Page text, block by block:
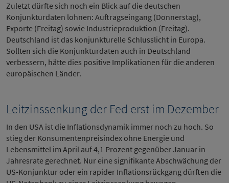
Zuletzt dürfte sich noch ein Blick auf die deutschen
Konjunkturdaten lohnen: Auftragseingang (Donnerstag),
Exporte (Freitag) sowie Industrieproduktion (Freitag).
Deutschland ist das konjunkturelle Schlusslicht in Europa.
Sollten sich die Konjunkturdaten auch in Deutschland
verbessern, hätte dies positive Implikationen für die anderen
europäischen Länder.
Leitzinssenkung der Fed erst im Dezember
In den USA ist die Inflationsdynamik immer noch zu hoch. So
stieg der Konsumentenpreisindex ohne Energie und
Lebensmittel im April auf 4,1 Prozent gegenüber Januar in
Jahresrate gerechnet. Nur eine signifikante Abschwächung der
US-Konjunktur oder ein rapider Inflationsrückgang dürften die